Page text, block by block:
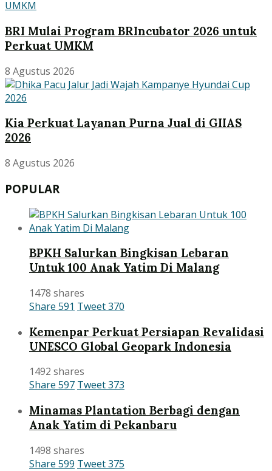
BRI Mulai Program BRIncubator 2026 untuk
Perkuat UMKM
8 Agustus 2026
Kia Perkuat Layanan Purna Jual di GIIAS
2026
8 Agustus 2026
POPULAR
BPKH Salurkan Bingkisan Lebaran
Untuk 100 Anak Yatim Di Malang
1478 shares
Share 591 Tweet370
Kemenpar Perkuat Persiapan Revalidasi
UNESCO Global Geopark Indonesia
1492 shares
Share 597 Tweet373
Minamas Plantation Berbagi dengan
Anak Yatim di Pekanbaru
1498 shares
Share 599 Tweet375